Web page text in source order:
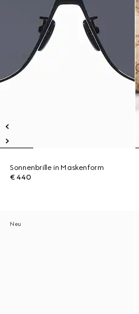
Sonnenbrille in Maskenform
€ 440
Neu